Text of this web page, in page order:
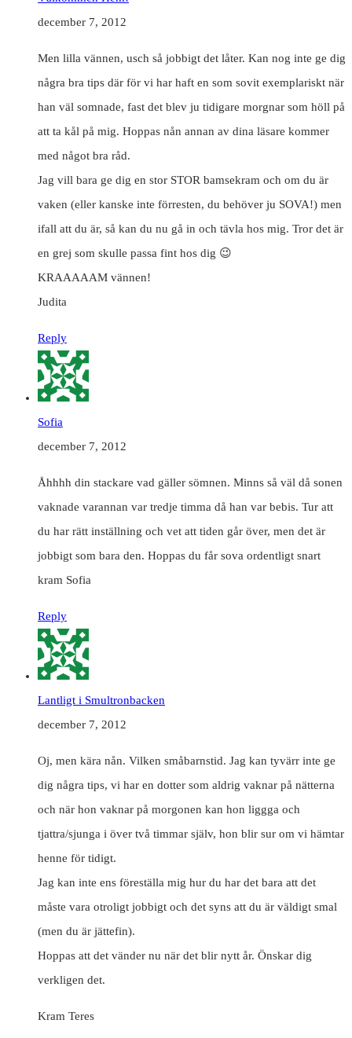
december 7, 2012
Men lilla vännen, usch så jobbigt det låter. Kan nog inte ge dig
några bra tips där för vi har haft en som sovit exemplariskt när
han väl somnade, fast det blev ju tidigare morgnar som höll på
att ta kål på mig. Hoppas nån annan av dina läsare kommer
med något bra råd.
Jag vill bara ge dig en stor STOR bamsekram och om du är
vaken (eller kanske inte förresten, du behöver ju SOVA!) men
ifall att du är, så kan du nu gå in och tävla hos mig. Tror det är
en grej som skulle passa fint hos dig 😉
KRAAAAAM vännen!
Judita
Reply
Sofia
december 7, 2012
Åhhhh din stackare vad gäller sömnen. Minns så väl då sonen
vaknade varannan var tredje timma då han var bebis. Tur att
du har rätt inställning och vet att tiden går över, men det är
jobbigt som bara den. Hoppas du får sova ordentligt snart
kram Sofia
Reply
Lantligt i Smultronbacken
december 7, 2012
Oj, men kära nån. Vilken småbarnstid. Jag kan tyvärr inte ge
dig några tips, vi har en dotter som aldrig vaknar på nätterna
och när hon vaknar på morgonen kan hon liggga och
tjattra/sjunga i över två timmar själv, hon blir sur om vi hämtar
henne för tidigt.
Jag kan inte ens föreställa mig hur du har det bara att det
måste vara otroligt jobbigt och det syns att du är väldigt smal
(men du är jättefin).
Hoppas att det vänder nu när det blir nytt år. Önskar dig
verkligen det.
Kram Teres